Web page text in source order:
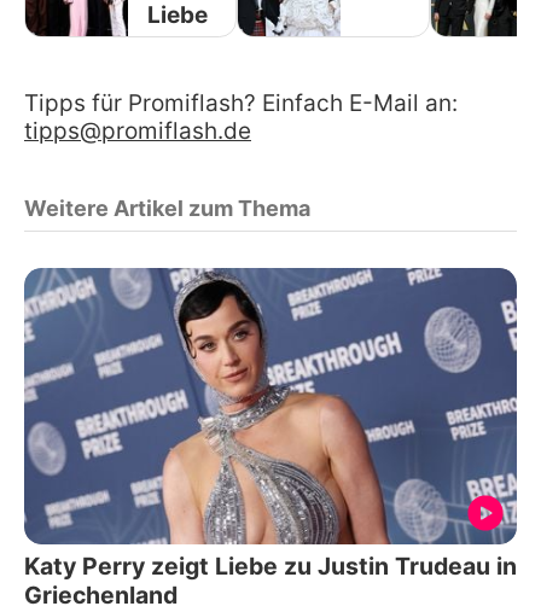
Liebe
Tipps für Promiflash? Einfach E-Mail an:
tipps@promiflash.de
Weitere Artikel zum Thema
Katy Perry zeigt Liebe zu Justin Trudeau in
Griechenland